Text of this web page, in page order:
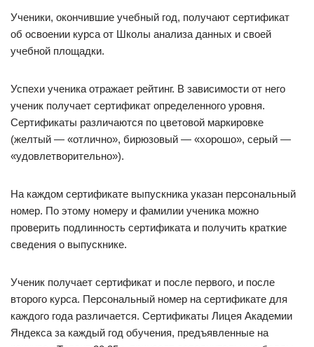
Ученики, окончившие учебный год, получают сертификат
об освоении курса от Школы анализа данных и своей
учебной площадки.
Успехи ученика отражает рейтинг. В зависимости от него
ученик получает сертификат определенного уровня.
Сертификаты различаются по цветовой маркировке
(желтый — «отлично», бирюзовый — «хорошо», серый —
«удовлетворительно»).
На каждом сертификате выпускника указан персональный
номер. По этому номеру и фамилии ученика можно
проверить подлинность сертификата и получить краткие
сведения о выпускнике.
Ученик получает сертификат и после первого, и после
второго курса. Персональный номер на сертификате для
каждого года различается. Сертификаты Лицея Академии
Яндекса за каждый год обучения, предъявленные на